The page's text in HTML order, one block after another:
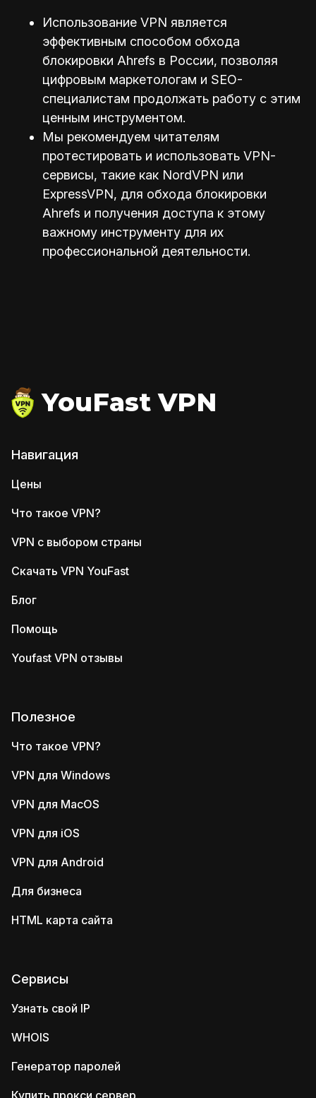
Использование VPN является
эффективным способом обхода
блокировки Ahrefs в России, позволяя
цифровым маркетологам и SEO-
специалистам продолжать работу с этим
ценным инструментом.
Мы рекомендуем читателям
протестировать и использовать VPN-
сервисы, такие как NordVPN или
ExpressVPN, для обхода блокировки
Ahrefs и получения доступа к этому
важному инструменту для их
профессиональной деятельности.
YouFast VPN
Навигация
Цены
Что такое VPN?
VPN с выбором страны
Скачать VPN YouFast
Блог
Помощь
Youfast VPN отзывы
Полезное
Что такое VPN?
VPN для Windows
VPN для MacOS
VPN для iOS
VPN для Android
Для бизнеса
HTML карта сайта
Сервисы
Узнать свой IP
WHOIS
Генератор паролей
Купить прокси сервер